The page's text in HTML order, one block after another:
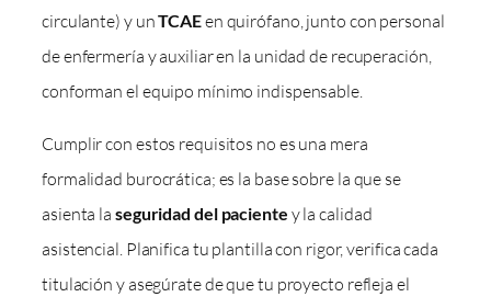
circulante) y unTCAEen quirófano, junto con personal
de enfermería y auxiliar en la unidad de recuperación,
conforman el equipo mínimo indispensable.
Cumplir con estos requisitos no es una mera
formalidad burocrática; es la base sobre la que se
asienta la seguridad del paciente y la calidad
asistencial. Planifica tu plantilla con rigor, verifica cada
titulación y asegúrate de que tu proyecto refleja el